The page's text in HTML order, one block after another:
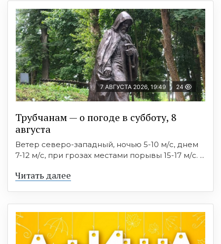
7 АВГУСТА 2026, 19:49 24
Трубчанам — о погоде в субботу, 8
августа
Ветер северо-западный, ночью 5-10 м/с, днем
7-12 м/с, при грозах местами порывы 15-17 м/с. ...
Читать далее